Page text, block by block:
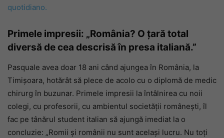
quotidiano.
Primele impresii: „România? O țară total
diversă de cea descrisă în presa italiană.”
Pasquale avea doar 18 ani când ajungea în România, la
Timișoara, hotărât să plece de acolo cu o diplomă de medic
chirurg în buzunar. Primele impresii la întâlnirea cu noii
colegi, cu profesorii, cu ambientul societății românești, îl
fac pe tânărul student italian să ajungă imediat la o
concluzie: „Romii și românii nu sunt același lucru. Nu toți